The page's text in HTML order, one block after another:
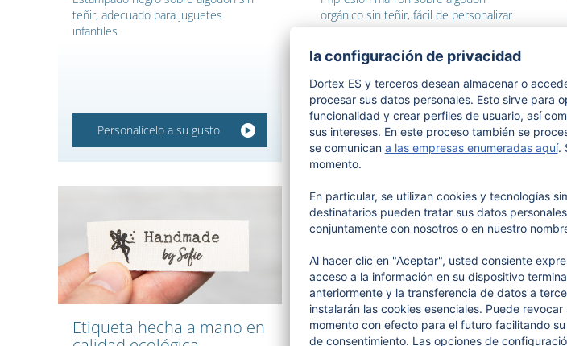
teñir, adecuado para juguetes
infantiles
Personalícelo a su gusto
orgánico sin teñir, fácil de personalizar
Personalícelo a su gusto
Etiqueta hecha a mano en
Etiquetas de latón, para